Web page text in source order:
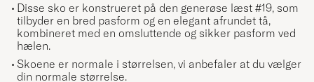
Disse sko er konstrueret på den generøse læst #19, som
tilbyder en bred pasform og en elegant afrundet tå,
kombineret med en omsluttende og sikker pasform ved
hælen.
Skoene er normale i størrelsen, vi anbefaler at du vælger
din normale størrelse.